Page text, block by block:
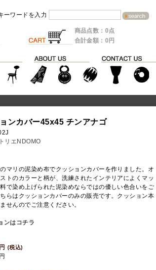
ーワードを入力
商品点数：0点
合計金額：0円
ンカバー45x45 チンアナゴ
リエNDOMO
マリの泥染め布でクッションカバーを作りました。オ
トのカラーと柄が、洗練されたインテリアによくマッ
で染め上げられた泥染めならではの優しい色合いをご
らはクッションカバーのみの販売です。クッション本
せんのでご注意ください。
ンはコチラ
円 (税込)
円